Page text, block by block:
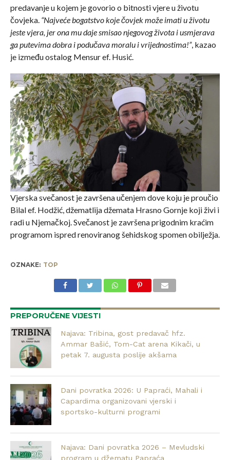
predavanje u kojem je govorio o bitnosti vjere u životu
čovjeka. “Najveće bogatstvo koje čovjek može imati u životu
jeste vjera, jer ona mu daje smisao njegovog života i usmjerava
ga putevima dobra i podučava moralu i vrijednostima!”, kazao
je između ostalog Mensur ef. Husić.
Vjerska svečanost je završena učenjem dove koju je proučio
Bilal ef. Hodžić, džematlija džemata Hrasno Gornje koji živi i
radi u Njemačkoj. Svečanost je završena prigodnim kraćim
programom ispred renoviranog šehidskog spomen obilježja.
OZNAKE: TOP
PREPORUČENE VIJESTI
Najava: Tribina, gost predavač hfz.
Ammar Bašić, Tom-Cat arena Kikači, u
petak 7. augusta poslije akšama
Dani povratka 2026: U Papraći, Mahali i
Capardima organizovani vjerski i
sportsko-kulturni programi
Najava: Dani povratka 2026 – Mevludski
program u džematu Papraća